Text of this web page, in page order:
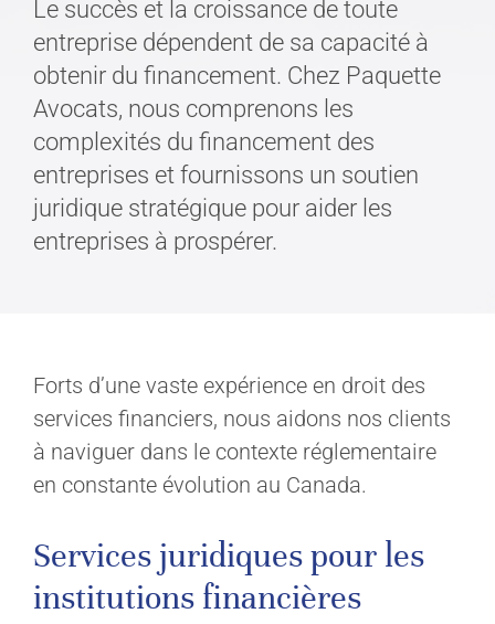
Le succès et la croissance de toute
entreprise dépendent de sa capacité à
obtenir du financement. Chez Paquette
Avocats, nous comprenons les
complexités du financement des
entreprises et fournissons un soutien
juridique stratégique pour aider les
entreprises à prospérer.
Forts d’une vaste expérience en droit des
services financiers, nous aidons nos clients
à naviguer dans le contexte réglementaire
en constante évolution au Canada.
Services juridiques pour les
institutions financières